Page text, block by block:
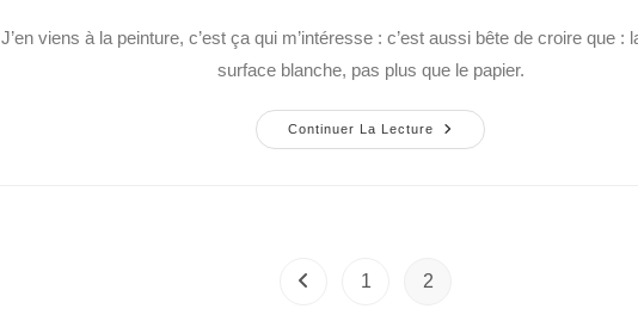
J’en viens à la peinture, c’est ça qui m’intéresse : c’est aussi bête de croire que :
surface blanche, pas plus que le papier.
Continuer La Lecture
1 2